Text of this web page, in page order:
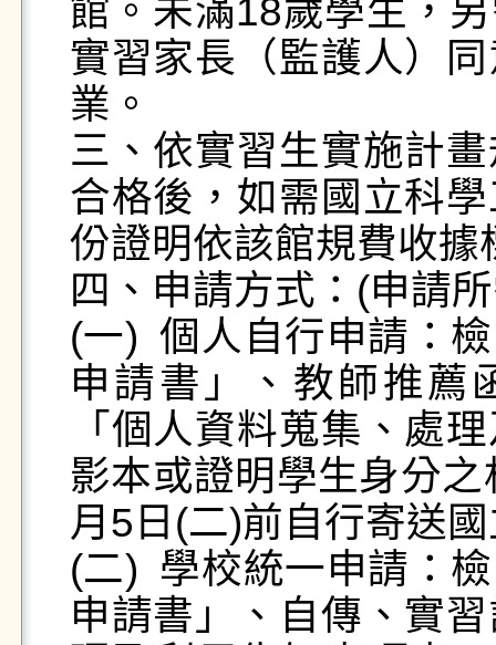
館。未滿18歲學生，
實習家長（監護人）
業。
三、依實習生實施計
合格後，如需國立科
份證明依該館規費收
四、申請方式：(申請
(一)	個人自行申請：檢附「國立科學工藝博物館實習
申請書」、教師推薦
「個人資料蒐集、處
影本或證明學生身分
月5日(二)前自行寄送
(二)	學校統一申請：檢附「國立科學工藝博物館實習
申請書」、自傳、實